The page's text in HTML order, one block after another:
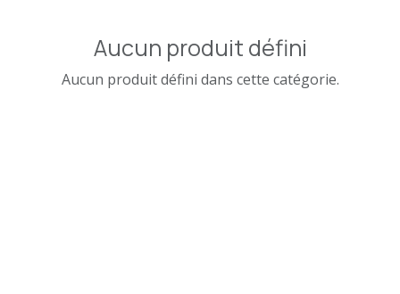
Aucun produit défini
Aucun produit défini dans cette catégorie.